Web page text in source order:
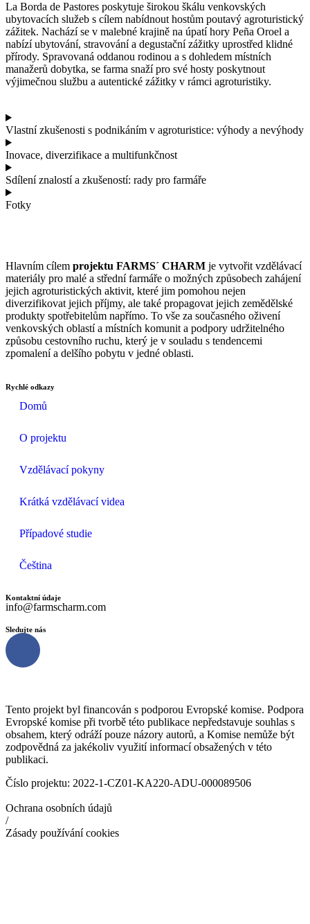
La Borda de Pastores poskytuje širokou škálu venkovských
ubytovacích služeb s cílem nabídnout hostům poutavý agroturistický
zážitek. Nachází se v malebné krajině na úpatí hory Peña Oroel a
nabízí ubytování, stravování a degustační zážitky uprostřed klidné
přírody. Spravovaná oddanou rodinou a s dohledem místních
manažerů dobytka, se farma snaží pro své hosty poskytnout
výjimečnou službu a autentické zážitky v rámci agroturistiky.
Vlastní zkušenosti s podnikáním v agroturistice: výhody a nevýhody
Inovace, diverzifikace a multifunkčnost
Sdílení znalostí a zkušeností: rady pro farmáře
Fotky
Hlavním cílem projektu FARMS´ CHARM je vytvořit vzdělávací
materiály pro malé a střední farmáře o možných způsobech zahájení
jejich agroturistických aktivit, které jim pomohou nejen
diverzifikovat jejich příjmy, ale také propagovat jejich zemědělské
produkty spotřebitelům napřímo. To vše za současného oživení
venkovských oblastí a místních komunit a podpory udržitelného
způsobu cestovního ruchu, který je v souladu s tendencemi
zpomalení a delšího pobytu v jedné oblasti.
Rychlé odkazy
Domů
O projektu
Vzdělávací pokyny
Krátká vzdělávací videa
Případové studie
Čeština
Kontaktní údaje
info@farmscharm.com
Sledujte nás
Tento projekt byl financován s podporou Evropské komise. Podpora
Evropské komise při tvorbě této publikace nepředstavuje souhlas s
obsahem, který odráží pouze názory autorů, a Komise nemůže být
zodpovědná za jakékoliv využití informací obsažených v této
publikaci.
Číslo projektu: 2022-1-CZ01-KA220-ADU-000089506
Ochrana osobních údajů
/
Zásady používání cookies